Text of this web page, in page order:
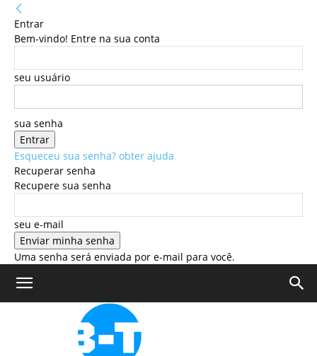
Entrar
Bem-vindo! Entre na sua conta
seu usuário
sua senha
Esqueceu sua senha? obter ajuda
Recuperar senha
Recupere sua senha
seu e-mail
Uma senha será enviada por e-mail para você.